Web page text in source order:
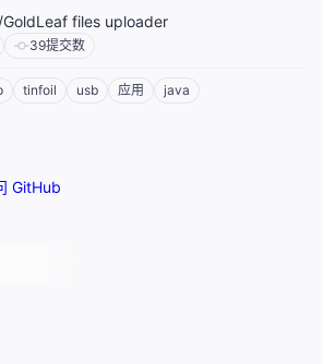
files uploader
39提交数
tinfoil usb 应用
java
GitHub